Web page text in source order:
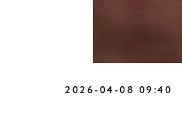
2026-04-08 09:40